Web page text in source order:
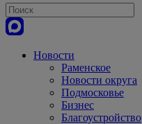
Новости
Раменское
Новости округа
Подмосковье
Бизнес
Благоустройство